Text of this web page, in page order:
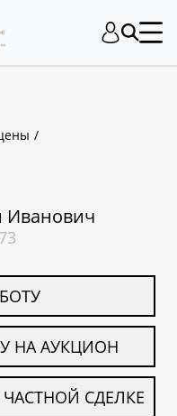
Иванович
НА АУКЦИОН
СДЕЛКЕ